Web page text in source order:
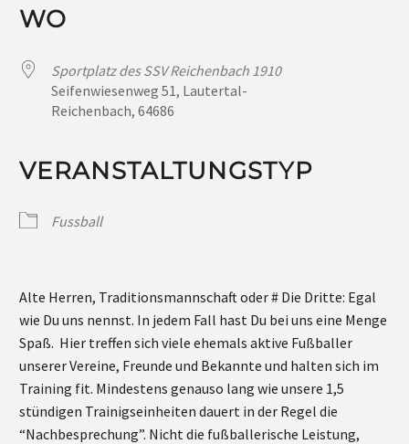
WO
Sportplatz des SSV Reichenbach 1910
Seifenwiesenweg 51, Lautertal-
Reichenbach, 64686
VERANSTALTUNGSTYP
Fussball
Alte Herren, Traditionsmannschaft oder # Die Dritte: Egal
wie Du uns nennst. In jedem Fall hast Du bei uns eine Menge
Spaß. Hier treffen sich viele ehemals aktive Fußballer
unserer Vereine, Freunde und Bekannte und halten sich im
Training fit. Mindestens genauso lang wie unsere 1,5
stündigen Trainigseinheiten dauert in der Regel die
“Nachbesprechung”. Nicht die fußballerische Leistung,